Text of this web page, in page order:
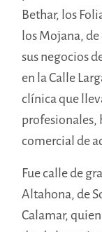
Bethar, los
los Mojana,
sus negocios
en la Calle
clínica que
profesionales,
comercial de
Fue calle de
Altahona, de
Calamar,